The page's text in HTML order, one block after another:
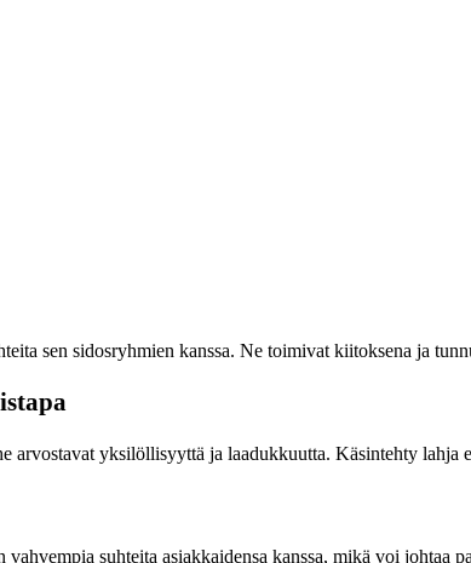
sen sidosryhmien kanssa. Ne toimivat kiitoksena ja
arvostavat yksilöllisyyttä ja laadukkuutta. Käsintehty lahja
suhteita asiakkaidensa kanssa, mikä voi johtaa